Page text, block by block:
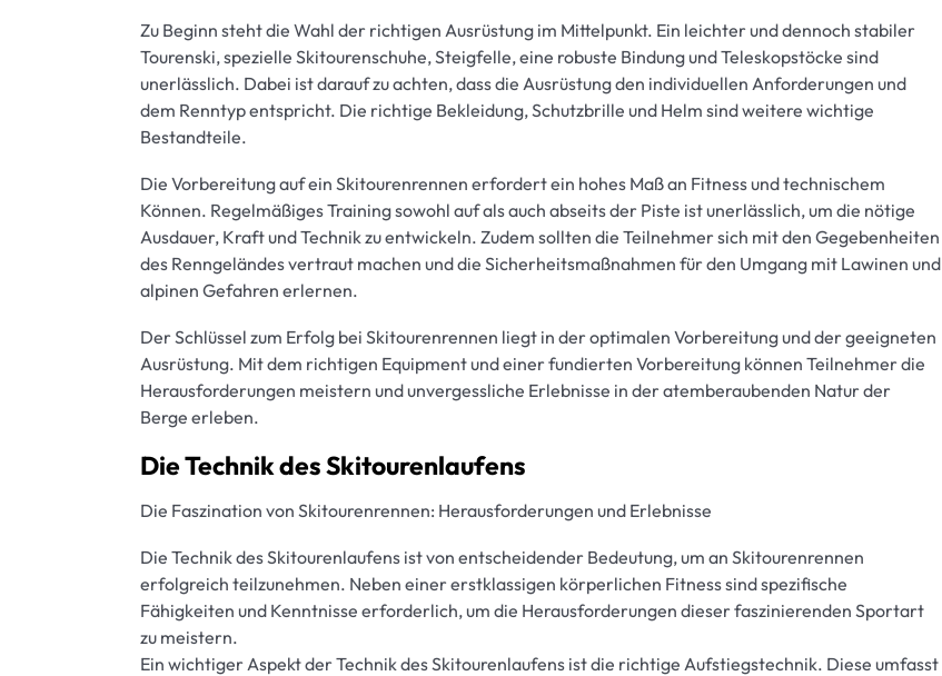
Zu Beginn steht die Wahl der richtigen Ausrüstung im Mittelpunkt. Ein leichter und dennoch stabiler
Tourenski, spezielle Skitourenschuhe, Steigfelle, eine robuste Bindung und Teleskopstöcke sind
unerlässlich. Dabei ist darauf zu achten, dass die Ausrüstung den individuellen Anforderungen und
dem Renntyp entspricht. Die richtige Bekleidung, Schutzbrille und Helm sind weitere wichtige
Bestandteile.
Die Vorbereitung auf ein Skitourenrennen erfordert ein hohes Maß an Fitness und technischem
Können. Regelmäßiges Training sowohl auf als auch abseits der Piste ist unerlässlich, um die nötige
Ausdauer, Kraft und Technik zu entwickeln. Zudem sollten die Teilnehmer sich mit den Gegebenheiten
des Renngeländes vertraut machen und die Sicherheitsmaßnahmen für den Umgang mit Lawinen und
alpinen Gefahren erlernen.
Der Schlüssel zum Erfolg bei Skitourenrennen liegt in der optimalen Vorbereitung und der geeigneten
Ausrüstung. Mit dem richtigen Equipment und einer fundierten Vorbereitung können Teilnehmer die
Herausforderungen meistern und unvergessliche Erlebnisse in der atemberaubenden Natur der
Berge erleben.
Die Technik des Skitourenlaufens
Die Faszination von Skitourenrennen: Herausforderungen und Erlebnisse
Die Technik des Skitourenlaufens ist von entscheidender Bedeutung, um an Skitourenrennen
erfolgreich teilzunehmen. Neben einer erstklassigen körperlichen Fitness sind spezifische
Fähigkeiten und Kenntnisse erforderlich, um die Herausforderungen dieser faszinierenden Sportart
zu meistern.
Ein wichtiger Aspekt der Technik des Skitourenlaufens ist die richtige Aufstiegstechnik. Diese umfasst